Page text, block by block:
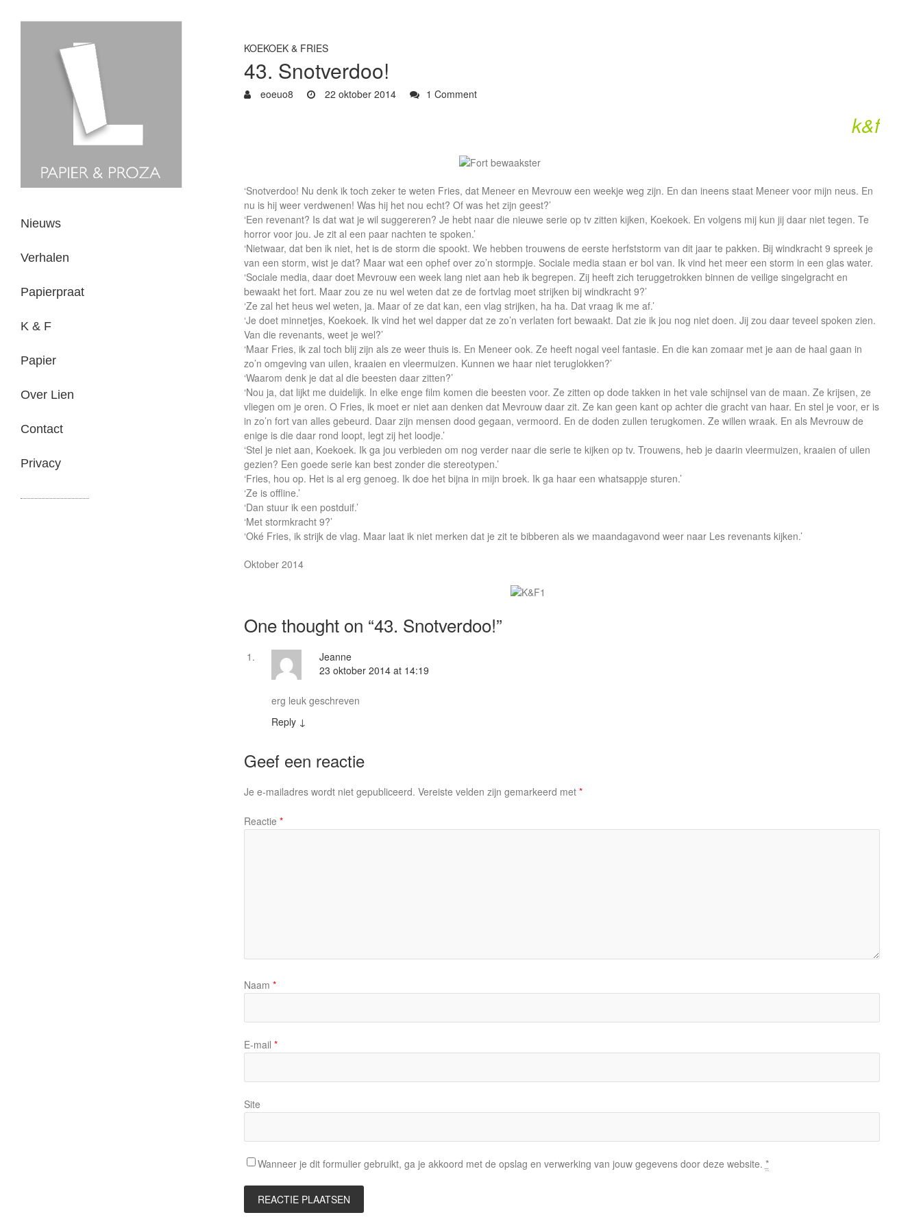
Nieuws
Verhalen
Papierpraat
K & F
Papier
Over Lien
Contact
Privacy
KOEKOEK & FRIES
43. Snotverdoo!
eoeuo8 22 oktober 2014 1 Comment
k&f
‘Snotverdoo! Nu denk ik toch zeker te weten Fries, dat Meneer en Mevrouw een weekje weg zijn. En dan ineens staat Meneer voor mijn neus. En
nu is hij weer verdwenen! Was hij het nou echt? Of was het zijn geest?’
‘Een revenant? Is dat wat je wil suggereren? Je hebt naar die nieuwe serie op tv zitten kijken, Koekoek. En volgens mij kun jij daar niet tegen. Te
horror voor jou. Je zit al een paar nachten te spoken.’
‘Nietwaar, dat ben ik niet, het is de storm die spookt. We hebben trouwens de eerste herfststorm van dit jaar te pakken. Bij windkracht 9 spreek je
van een storm, wist je dat? Maar wat een ophef over zo’n stormpje. Sociale media staan er bol van. Ik vind het meer een storm in een glas water.
‘Sociale media, daar doet Mevrouw een week lang niet aan heb ik begrepen. Zij heeft zich teruggetrokken binnen de veilige singelgracht en
bewaakt het fort. Maar zou ze nu wel weten dat ze de fortvlag moet strijken bij windkracht 9?’
‘Ze zal het heus wel weten, ja. Maar of ze dat kan, een vlag strijken, ha ha. Dat vraag ik me af.’
‘Je doet minnetjes, Koekoek. Ik vind het wel dapper dat ze zo’n verlaten fort bewaakt. Dat zie ik jou nog niet doen. Jij zou daar teveel spoken zien.
Van die revenants, weet je wel?’
‘Maar Fries, ik zal toch blij zijn als ze weer thuis is. En Meneer ook. Ze heeft nogal veel fantasie. En die kan zomaar met je aan de haal gaan in
zo’n omgeving van uilen, kraaien en vleermuizen. Kunnen we haar niet teruglokken?’
‘Waarom denk je dat al die beesten daar zitten?’
‘Nou ja, dat lijkt me duidelijk. In elke enge film komen die beesten voor. Ze zitten op dode takken in het vale schijnsel van de maan. Ze krijsen, ze
vliegen om je oren. O Fries, ik moet er niet aan denken dat Mevrouw daar zit. Ze kan geen kant op achter die gracht van haar. En stel je voor, er is
in zo’n fort van alles gebeurd. Daar zijn mensen dood gegaan, vermoord. En de doden zullen terugkomen. Ze willen wraak. En als Mevrouw de
enige is die daar rond loopt, legt zij het loodje.’
‘Stel je niet aan, Koekoek. Ik ga jou verbieden om nog verder naar die serie te kijken op tv. Trouwens, heb je daarin vleermuizen, kraaien of uilen
gezien? Een goede serie kan best zonder die stereotypen.’
‘Fries, hou op. Het is al erg genoeg. Ik doe het bijna in mijn broek. Ik ga haar een whatsappje sturen.’
‘Ze is offline.’
‘Dan stuur ik een postduif.’
‘Met stormkracht 9?’
‘Oké Fries, ik strijk de vlag. Maar laat ik niet merken dat je zit te bibberen als we maandagavond weer naar Les revenants kijken.’
Oktober 2014
One thought on “43. Snotverdoo!”
Jeanne
23 oktober 2014 at 14:19
erg leuk geschreven
Reply ↓
Geef een reactie
Je e-mailadres wordt niet gepubliceerd. Vereiste velden zijn gemarkeerd met *
Reactie *
Naam *
E-mail *
Site
Wanneer je dit formulier gebruikt, ga je akkoord met de opslag en verwerking van jouw gegevens door deze website. *